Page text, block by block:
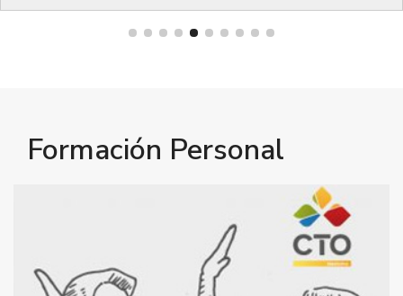
Formación Personal